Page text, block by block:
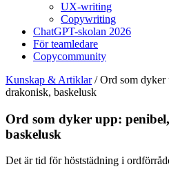
UX-writing
Copywriting
ChatGPT-skolan 2026
För teamledare
Copycommunity
Kunskap & Artiklar/Ord som dyker
drakonisk, baskelusk
Ord som dyker upp:
baskelusk
Det är tid för höststädning i